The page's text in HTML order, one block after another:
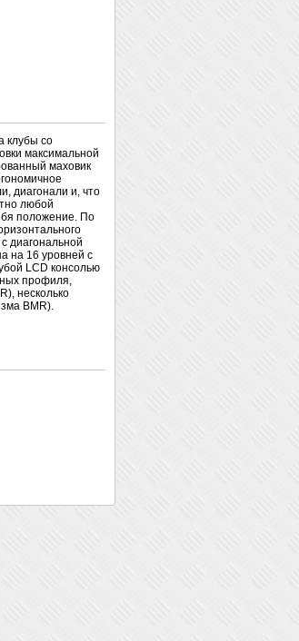
клубы со
максимальной
маховик
диагонали и, что
любой
положение. По
диагональной
на 16 уровней с
LCD консолью
профиля,
несколько
BMR).